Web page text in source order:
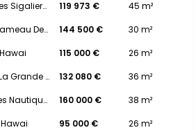
44 Res Les Sigalieres 119 973 €
45 m²
73 Res Hameau Des Pecheurs 144 500 €
30 m²
115 000 €
26 m²
273 Res La Grande Bleue 132 080 €
36 m²
37 Res Les Nautiques De Golf 160 000 €
38 m²
95 000 €
26 m²